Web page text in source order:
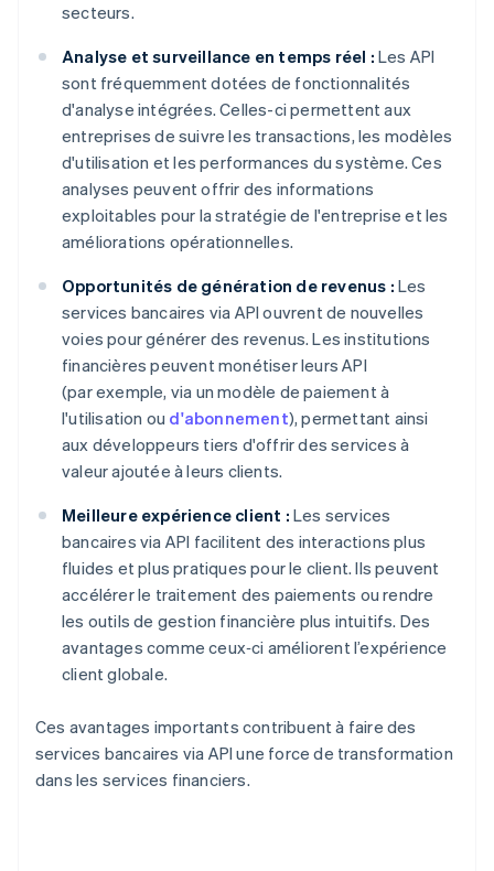
secteurs.
Analyse et surveillance en temps réel : Les API
sont fréquemment dotées de fonctionnalités
d'analyse intégrées. Celles-ci permettent aux
entreprises de suivre les transactions, les modèles
d'utilisation et les performances du système. Ces
analyses peuvent offrir des informations
exploitables pour la stratégie de l'entreprise et les
améliorations opérationnelles.
Opportunités de génération de revenus : Les
services bancaires via API ouvrent de nouvelles
voies pour générer des revenus. Les institutions
financières peuvent monétiser leurs API
(par exemple, via un modèle de paiement à
l'utilisation ou d'abonnement), permettant ainsi
aux développeurs tiers d'offrir des services à
valeur ajoutée à leurs clients.
Meilleure expérience client : Les services
bancaires via API facilitent des interactions plus
fluides et plus pratiques pour le client. Ils peuvent
accélérer le traitement des paiements ou rendre
les outils de gestion financière plus intuitifs. Des
avantages comme ceux‑ci améliorent l’expérience
client globale.
Ces avantages importants contribuent à faire des
services bancaires via API une force de transformation
dans les services financiers.